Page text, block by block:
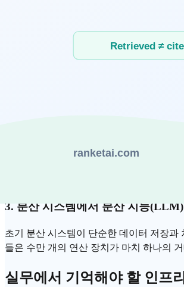
AI 시대를 연 인프라의 3가
3. 분산 시스템에서 분산 지능(LLM
초기 분산 시스템이 단순한 데이터 저장
들은 수만 개의 연산 장치가 마치 하나의
실무에서 기억해야 할 인프